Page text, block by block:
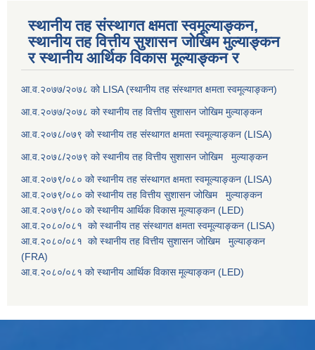
स्थानीय तह संस्थागत क्षमता स्वमूल्याङ्कन,
स्थानीय तह वित्तीय सुशासन जोखिम मुल्याङ्कन
र स्थानीय आर्थिक विकास मूल्याङ्कन र
आ.व.२०७७/२०७८ को LISA (स्थानीय तह संस्थागत क्षमता स्वमूल्याङ्कन)
आ.व.२०७७/२०७८ को स्थानीय तह वित्तीय सुशासन जोखिम मुल्याङ्कन
आ.व.२०७८/०७९ को स्थानीय तह संस्थागत क्षमता स्वमूल्याङ्कन (LISA)
आ.व.२०७८/२०७९ को स्थानीय तह वित्तीय सुशासन जोखिम मुल्याङ्कन
आ.व.२०७९/०८० को स्थानीय तह संस्थागत क्षमता स्वमूल्याङ्कन (LISA)
आ.व.२०७९/०८० को स्थानीय तह वित्तीय सुशासन जोखिम मुल्याङ्कन
आ.व.२०७९/०८० को स्थानीय आर्थिक विकास मूल्याङ्कन (LED)
आ.व.२०८०/०८१ को स्थानीय तह संस्थागत क्षमता स्वमूल्याङ्कन (LISA)
आ.व.२०८०/०८१ को स्थानीय तह वित्तीय सुशासन जोखिम मुल्याङ्कन
(FRA)
आ.व.२०८०/०८१ को स्थानीय आर्थिक विकास मूल्याङ्कन (LED)